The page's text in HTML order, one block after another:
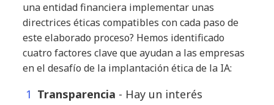
una entidad financiera implementar unas
directrices éticas compatibles con cada paso de
este elaborado proceso? Hemos identificado
cuatro factores clave que ayudan a las empresas
en el desafío de la implantación ética de la IA:
Transparencia - Hay un interés